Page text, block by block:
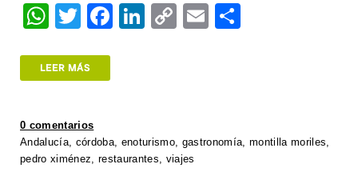
W
at
A
p
p
T
tt
F
o
o
Li
n
C
n
k
E
LEER MÁS
0 comentarios
Andalucía, córdoba, enoturismo, gastronomía montilla moriles
pedro ximénez
restaurantes viajes